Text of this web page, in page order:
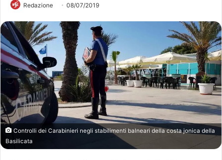
Redazione 08/07/2019
Controlli dei Carabinieri negli stabilimenti balneari della costa jonica della
Basilicata